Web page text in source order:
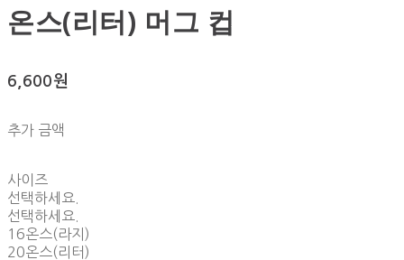
온스(리터) 머그 컵
6,600원
추가 금액
사이즈
선택하세요.
선택하세요.
16온스(라지)
20온스(리터)